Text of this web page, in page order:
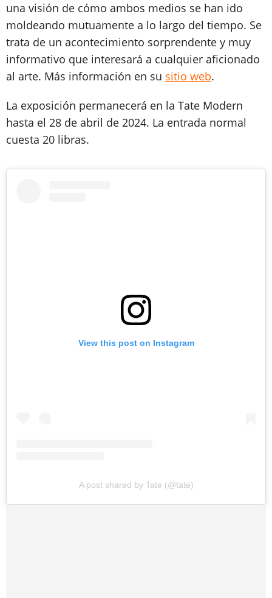
una visión de cómo ambos medios se han ido
moldeando mutuamente a lo largo del tiempo. Se
trata de un acontecimiento sorprendente y muy
informativo que interesará a cualquier aficionado
al arte. Más información en su sitio web.
La exposición permanecerá en la Tate Modern
hasta el 28 de abril de 2024. La entrada normal
cuesta 20 libras.
View this post on Instagram
A post shared by Tate (@tate)